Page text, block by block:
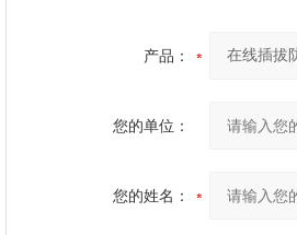
产品：
您的单位：
您的姓名：